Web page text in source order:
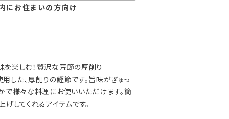
にお住まいの方向け
楽しむ！贅沢な荒節の厚削り
した、厚削りの鰹節です。旨味がぎゅっ
で様々な料理にお使いいただけます。簡
してくれるアイテムです。